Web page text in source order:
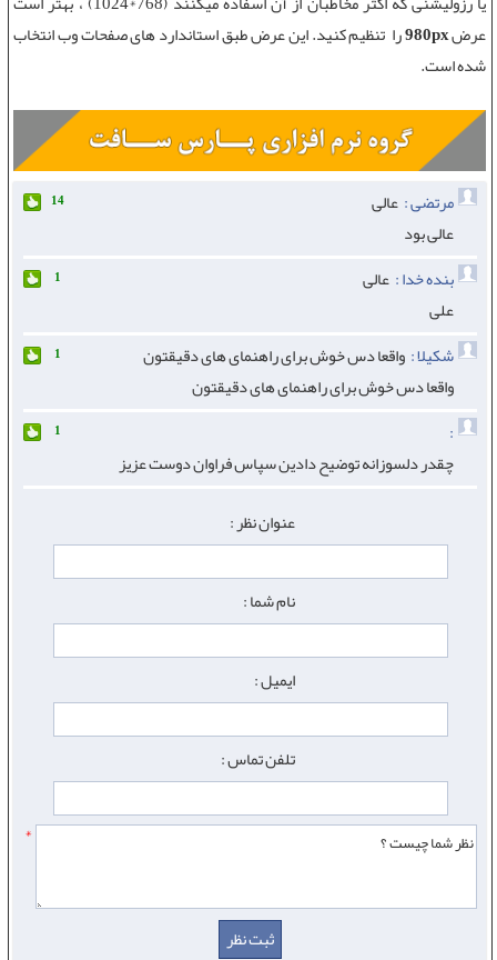
عرض980pxرا تنظیم کنید. این عرض طبق استاندارد های صفحات وب انتخاب
شده است.
مرتضی : عالی 14
عالی بود
بنده خدا : عالی 1
علی
شکیلا : واقعا دس خوش برای راهنمای های دقیقتون 1
واقعا دس خوش برای راهنمای های دقیقتون
:
1
چقدر دلسوزانه توضیح دادین سپاس فراوان دوست عزیز
عنوان نظر :
نام شما :
ایمیل :
تلفن تماس :
*